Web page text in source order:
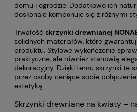
domu i ogrodzie. Dodatkowo ich
doskonale komponuje się z różnymi
Trwałość skrzynki drewnianej
solidnych materiałów, które
produktu. Stylowe wykończenie
praktyczne, ale również stanowią
dekoracyjny. Dzięki temu skrzynki te
przez osoby ceniące sobie
estetyką.
Skrzynki drewniane na kwiaty –